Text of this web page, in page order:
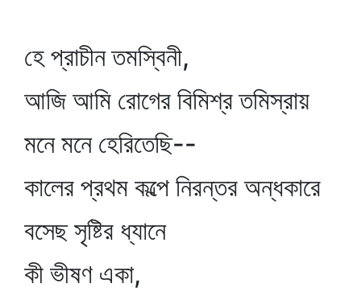
হে প্রাচীন তমস্বিনী,
আজি আমি রোগের বিমিশ্র তমিস্রায়
মনে মনে হেরিতেছি--
কালের প্রথম কল্পে নিরন্তর অন্ধকারে
বসেছ সৃষ্টির ধ্যানে
কী ভীষণ একা,